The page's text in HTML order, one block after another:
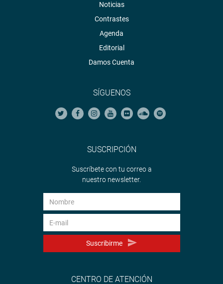
Noticias
Contrastes
Agenda
Editorial
Damos Cuenta
SÍGUENOS
SUSCRIPCIÓN
Suscríbete con tu correo a
nuestro newsletter.
Suscribirme
CENTRO DE ATENCIÓN